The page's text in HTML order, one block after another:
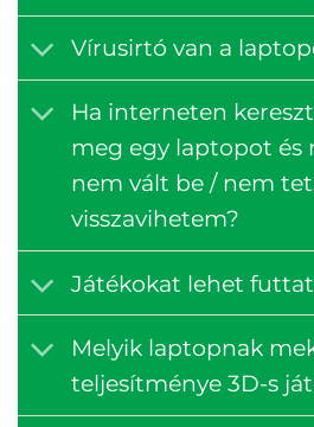
Vírusirtó van a
Ha interneten
meg egy laptopot és
nem vált be / nem
visszavihetem?
Játékokat lehet
Melyik laptopnak
teljesítménye 3D-s